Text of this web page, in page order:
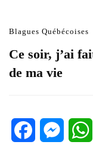
Blagues Québécoises
Ce soir, j’ai
de ma vie
Facebook